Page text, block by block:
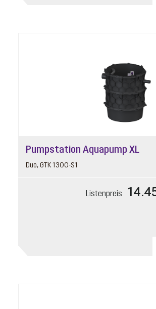
Pumpstation Aquapump XL
Duo, GTK 1300-S1
Listenpreis